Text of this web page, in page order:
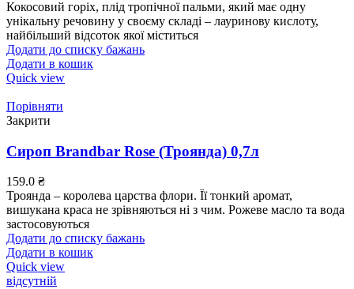
Кокосовий горіх, плід тропічної пальми, який має одну
унікальну речовину у своєму складі – лауринову кислоту,
найбільший відсоток якої міститься
Додати до списку бажань
Додати в кошик
Quick view
Порівняти
Закрити
Сироп Brandbar Rose (Троянда) 0,7л
159.0 ₴
Троянда – королева царства флори. Її тонкий аромат,
вишукана краса не зрівняються ні з чим. Рожеве масло та вода
застосовуються
Додати до списку бажань
Додати в кошик
Quick view
відсутній